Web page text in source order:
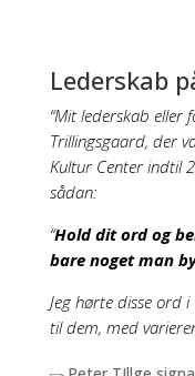
Lederskab
“Mit lederskab eller
Trillingsgaard, der
Kultur Center indtil
sådan:
“Hold dit ord og
bare noget man
Jeg hørte disse ord
til dem, med